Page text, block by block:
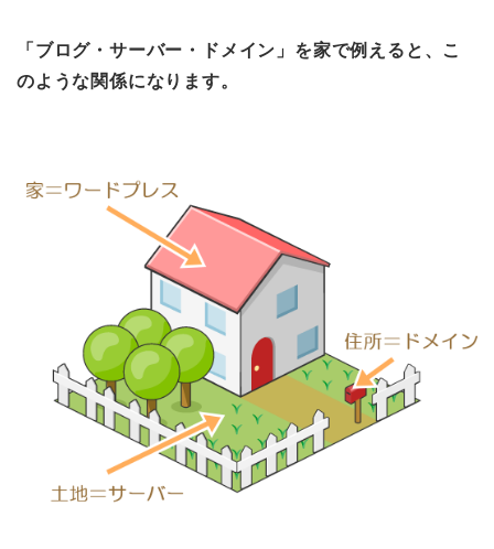
「ブログ・サーバー・ドメイン」を家で例えると、こ
のような関係になります。